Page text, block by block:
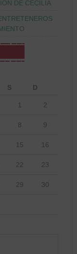
DE CECILIA
S D
1 2
8 9
15 16
22 23
29 30